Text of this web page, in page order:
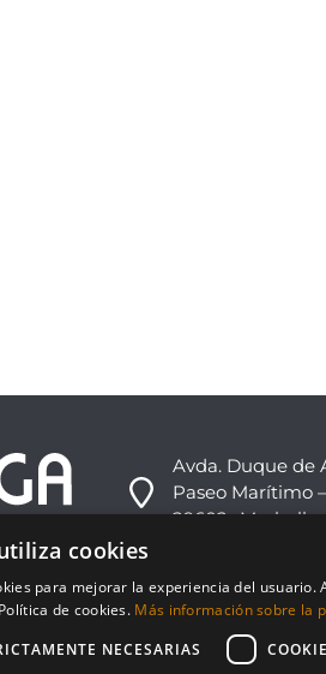
Avda. Duque de
Paseo Marítimo
29602 -
info@nvoga.com
cookies
para mejorar la experiencia del
de cookies. Más información sobre la
NECESARIAS